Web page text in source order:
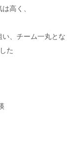
高く、
、チーム一丸とな
た